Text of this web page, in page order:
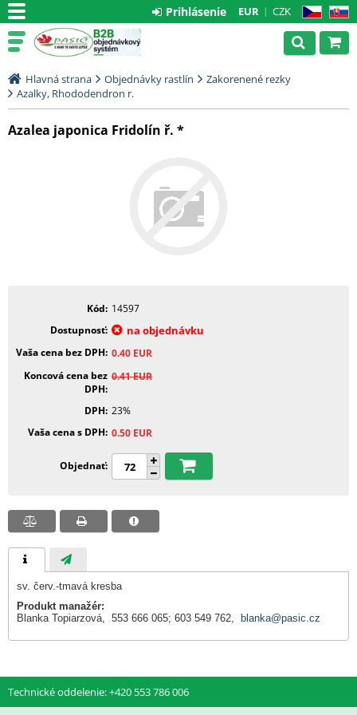
CZ SK
EUR CZK
Prihlásenie
Hlavná strana Objednávky rastlín
Zakorenené rezky
Azalky, Rhododendron r.
Azalea japonica Fridolín ř. *
Kód 14597
Dostupnosť
na objednávku
Vaša cena bez DPH 0.40 EUR
Koncová cena bez
DPH
0.41EUR
DPH 23%
Vaša cena s DPH 0.50 EUR
Objednať
sv. červ.-tmavá kresba
Produkt manažér:
Blanka Topiarzová, 553 666 065; 603 549 762,
blanka@pasic.cz
Technické oddelenie: +420 553 786 006